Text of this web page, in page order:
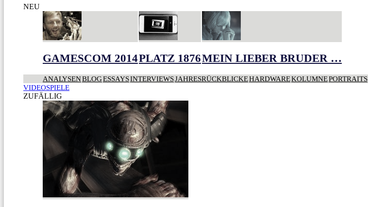
NEU
GAMESCOM 2014PLATZ 1876MEIN LIEBER BRUDER …
ANALYSENBLOGESSAYSINTERVIEWSJAHRESRÜCKBLICKEHARDWAREKOLUMNEPORTRAITS
VIDEOSPIELE
ZUFÄLLIG